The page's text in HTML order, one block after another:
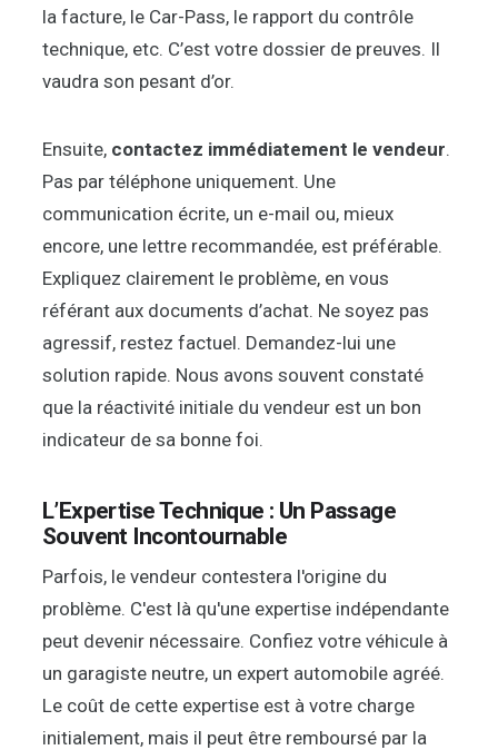
la facture, le Car-Pass, le rapport du contrôle
technique, etc. C’est votre dossier de preuves. Il
vaudra son pesant d’or.
Ensuite, contactez immédiatement le vendeur.
Pas par téléphone uniquement. Une
communication écrite, un e-mail ou, mieux
encore, une lettre recommandée, est préférable.
Expliquez clairement le problème, en vous
référant aux documents d’achat. Ne soyez pas
agressif, restez factuel. Demandez-lui une
solution rapide. Nous avons souvent constaté
que la réactivité initiale du vendeur est un bon
indicateur de sa bonne foi.
L’Expertise Technique : Un Passage
Souvent Incontournable
Parfois, le vendeur contestera l'origine du
problème. C'est là qu'une expertise indépendante
peut devenir nécessaire. Confiez votre véhicule à
un garagiste neutre, un expert automobile agréé.
Le coût de cette expertise est à votre charge
initialement, mais il peut être remboursé par la